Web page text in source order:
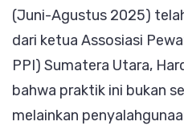
(Juni-Agustus 2025)
dari ketua Assosiasi
PPI) Sumatera Utara,
bahwa praktik ini bukan
melainkan